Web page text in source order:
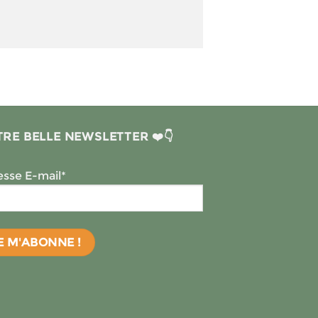
BELLE NEWSLETTER ❤️👇
E-mail*